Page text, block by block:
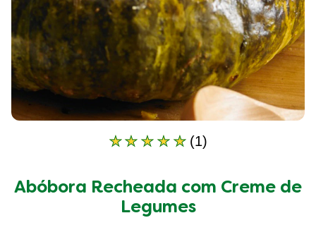
A
deste
Abóbora
(1)
Abóbora Recheada com Creme de
Legumes